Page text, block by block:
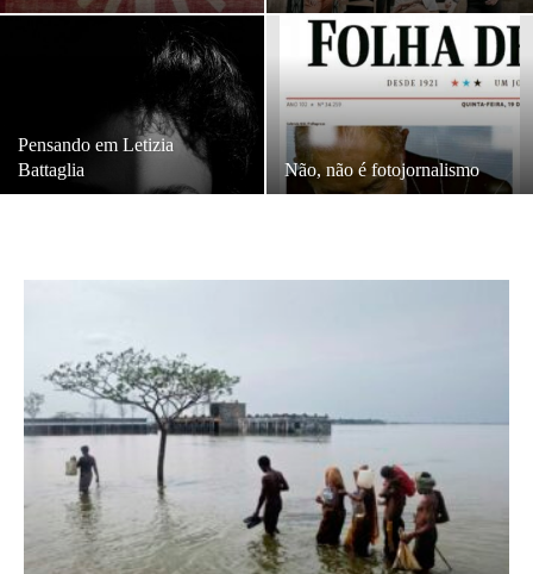
Pensando em Letizia
Battaglia
Não, não é fotojornalismo